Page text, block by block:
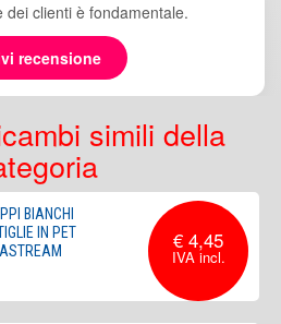
dei clienti è fondamentale.
recensione
simili della
BIANCHI
IN PET
€ 4,45